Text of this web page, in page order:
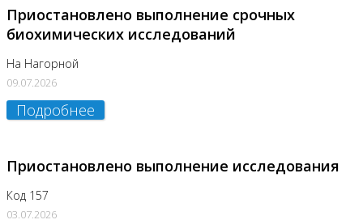
Приостановлено выполнение срочных
биохимических исследований
На Нагорной
09.07.2026
Подробнее
Приостановлено выполнение исследования
Код 157
03.07.2026